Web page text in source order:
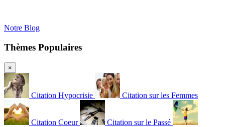
Notre Blog
Thèmes Populaires
×
Citation Hypocrisie Citation sur les Femmes
Citation Coeur Citation sur le Passé